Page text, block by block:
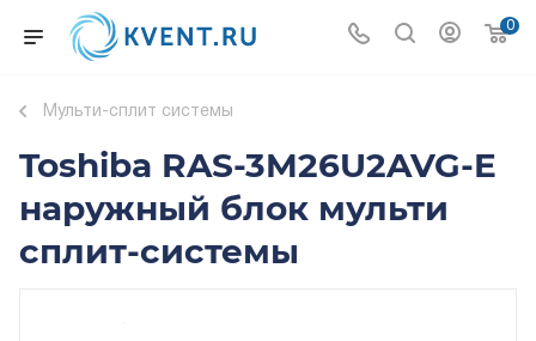
0
Мульти-сплит системы
Toshiba RAS-3M26U2AVG-E
наружный блок мульти
сплит-системы